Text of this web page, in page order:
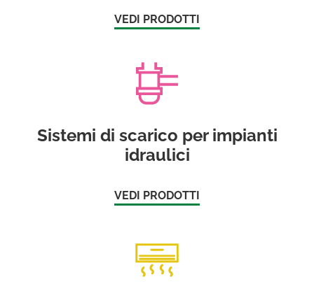
VEDI PRODOTTI
Sistemi di scarico per impianti
idraulici
VEDI PRODOTTI